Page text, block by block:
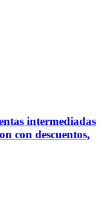
intermediadas
con descuentos,